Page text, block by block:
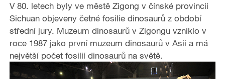
V 80. letech byly ve městě Zigong v čínské provincii
Sichuan objeveny četné fosilie dinosaurů z období
střední jury. Muzeum dinosaurů v Zigongu vzniklo v
roce 1987 jako první muzeum dinosaurů v Asii a má
největší počet fosilií dinosaurů na světě.